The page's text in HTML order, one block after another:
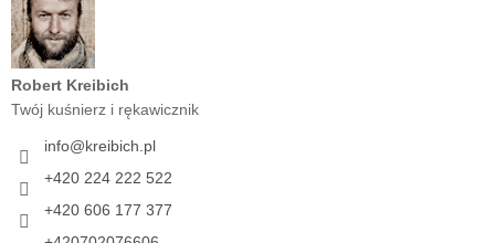
Robert Kreibich
Twój kuśnierz i rękawicznik
info@kreibich.pl
+420 224 222 522
+420 606 177 377